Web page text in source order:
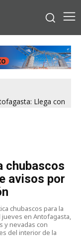
Llega con
chubascos
avisos por
chubascos para la
en Antofagasta,
y nevadas con
del interior de la